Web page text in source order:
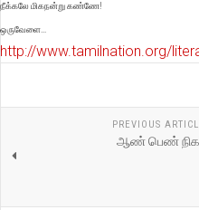
நீக்கலே மிகநன்று கண்ணே!
ஒருவேளை...
http://www.tamilnation.org/
PREVIOUS
ஆண் பெண்